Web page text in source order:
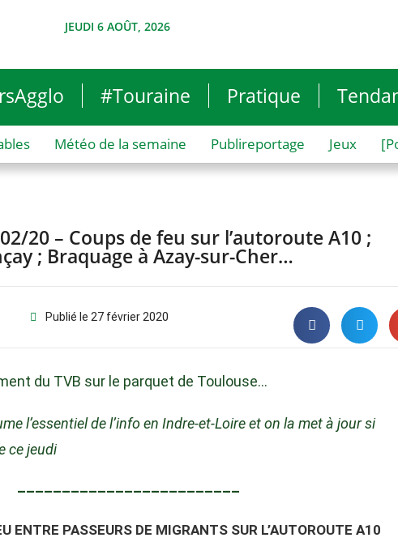
JEUDI 6 AOÛT, 2026
#Touraine Pratique
Météo de la semaine Publireportage Jeux
20 – Coups de feu sur l’autoroute A10 ;
; Braquage à Azay-sur-Cher…
Publié le 27 février 2020
du TVB sur le parquet de Toulouse…
l’essentiel de l’info en Indre-et-Loire et on la met à jour si
ce jeudi
–––––––––––––––––––––––––
ENTRE PASSEURS DE MIGRANTS SUR L’AUTOROUTE A10